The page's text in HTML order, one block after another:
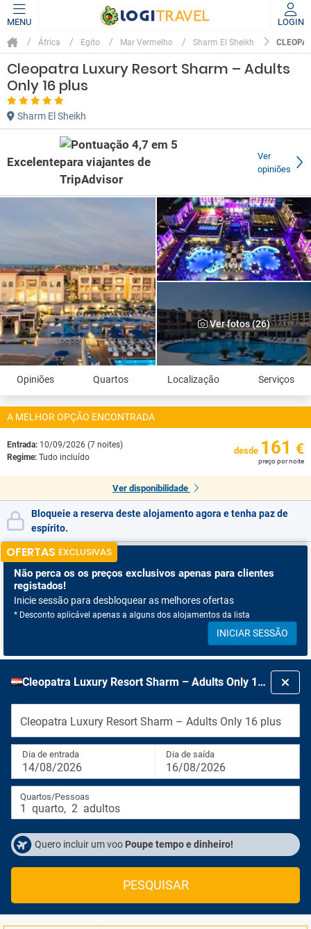
MENU LOGIN
África Egito Mar Vermelho Sharm El Sheikh
Cleopatra Luxury Resort Sharm – Adults
Only 16 plus
Sharm El Sheikh
Excelente
Ver
opiniões
Ver fotos (26)
Opiniões Quartos Localização Serviços
A MELHOR OPÇÃO ENCONTRADA
Entrada: 10/09/2026 (7 noites)
Regime: Tudo incluído
desde 161 €
preço por noite
Ver disponibilidade
Bloqueie a reserva deste alojamento agora e tenha paz de
espírito.
OFERTAS EXCLUSIVAS
Não perca os os preços exclusivos apenas para clientes
registados!
Inicie sessão para desbloquear as melhores ofertas
* Desconto aplicável apenas a alguns dos alojamentos da lista
INICIAR SESSÃO
Cleopatra Luxury Resort Sharm – Adults Only 16 plus
Cleopatra Luxury Resort Sharm – Adults Only 16 plus
Dia de entrada
14/08/2026
Dia de saída
16/08/2026
Quartos/Pessoas
1 quarto, 2 adultos
Quero incluir um voo Poupe tempo e dinheiro!
PESQUISAR